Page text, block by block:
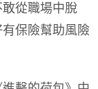
從職場中脫
保險幫助風險